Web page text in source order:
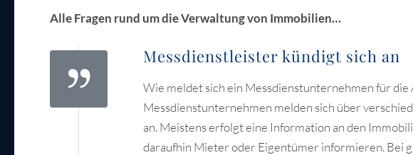
Alle Fragen rund um die Verwaltung von Immobilien…
Messdienstleister kündigt sich an
Wie meldet sich ein Messdienstunternehmen für
Messdienstunternehmen melden sich über
an. Meistens erfolgt eine Information an den
daraufhin Mieter oder Eigentümer informieren. Bei